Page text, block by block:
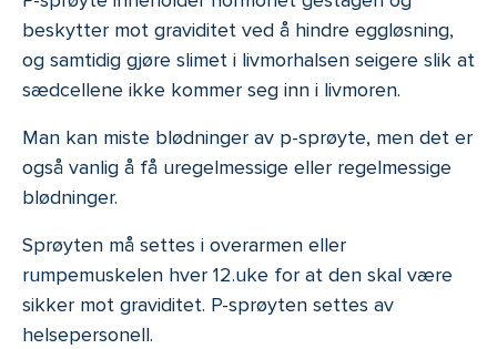
Tillat utvalg
beskytter mot graviditet ved å hindre eggløsning,
og samtidig gjøre slimet i livmorhalsen seigere slik at
sædcellene ikke kommer seg inn i livmoren.
Man kan miste blødninger av p-sprøyte, men det er
også vanlig å få uregelmessige eller regelmessige
blødninger.
Sprøyten må settes i overarmen eller
rumpemuskelen hver 12.uke for at den skal være
sikker mot graviditet. P-sprøyten settes av
helsepersonell.